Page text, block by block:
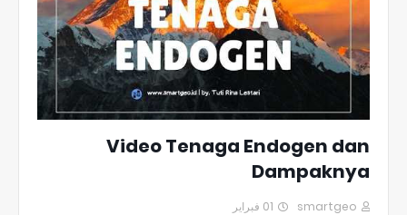
Video Tenaga Endogen dan
Dampaknya
smartgeo 01 فبراير